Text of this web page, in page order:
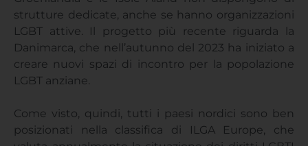
strutture dedicate, anche se hanno organizzazioni
LGBT attive. Il progetto più recente riguarda la
Danimarca, che nell’autunno del 2023 ha iniziato a
creare nuovi spazi di incontro per la popolazione
LGBT anziane.
Come visto, quindi, tutti i paesi nordici sono ben
posizionati nella classifica di ILGA Europe, che